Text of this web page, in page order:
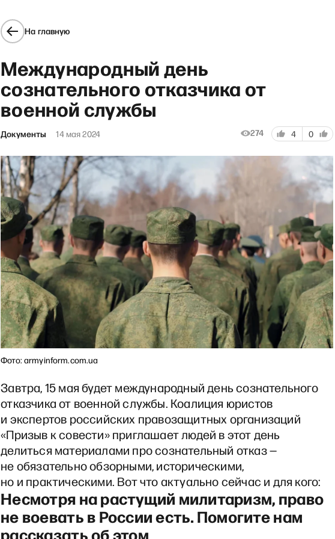
На главную
Международный день
сознательного отказчика от
военной службы
Документы 14 мая 2024 274 4 0
Фото: armyinform.com.ua
Завтра, 15 мая будет международный день сознательного
отказчика от военной службы. Коалиция юристов
и экспертов российских правозащитных организаций
«Призыв к совести» приглашает людей в этот день
делиться материалами про сознательный отказ —
не обязательно обзорными, историческими,
но и практическими. Вот что актуально сейчас и для кого:
Несмотря на растущий милитаризм, право
не воевать в России есть. Помогите нам
рассказать об этом
Radio Insider: Почему до сих